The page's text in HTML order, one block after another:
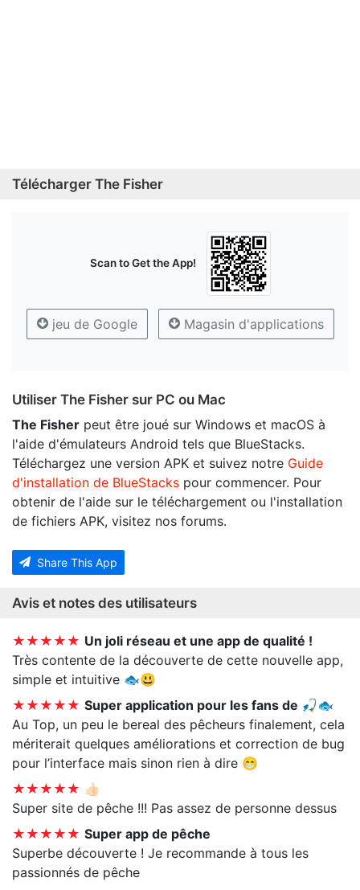
Télécharger The Fisher
Scan to Get the App!
jeu de Google Magasin d'applications
Utiliser The Fisher sur PC ou Mac
The Fisher peut être joué sur Windows et macOS à
l'aide d'émulateurs Android tels que BlueStacks.
Téléchargez une version APK et suivez notre Guide
d'installation de BlueStacks pour commencer. Pour
obtenir de l'aide sur le téléchargement ou l'installation
de fichiers APK, visitez nos forums.
Share This App
Avis et notes des utilisateurs
★★★★★ Un joli réseau et une app de qualité !
Très contente de la découverte de cette nouvelle app,
simple et intuitive 🐟😃
★★★★★ Super application pour les fans de 🎣🐟
Au Top, un peu le bereal des pêcheurs finalement, cela
mériterait quelques améliorations et correction de bug
pour l’interface mais sinon rien à dire 😁
★★★★★ 👍🏻
Super site de pêche !!! Pas assez de personne dessus
★★★★★ Super app de pêche
Superbe découverte ! Je recommande à tous les
passionnés de pêche